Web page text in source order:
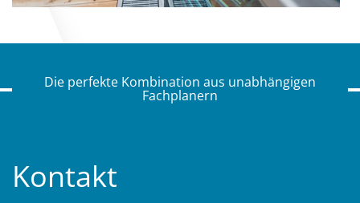
Die perfekte Kombination aus unabhängigen
Fachplanern
Kontakt